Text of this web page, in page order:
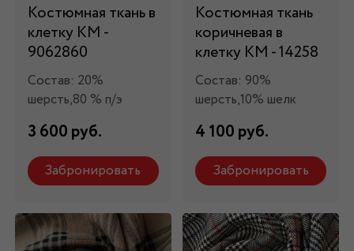
Костюмная ткань в
клетку КМ -
9062860
Состав: 20%
шерсть,80 % п/э
3 600 руб.
Забронировать
Костюмная ткань
коричневая в
клетку КМ - 14258
Состав: 90%
шерсть,10% шелк
4 100 руб.
Забронировать